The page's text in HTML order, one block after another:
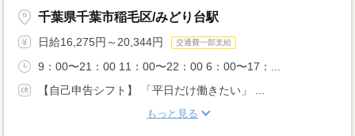
千葉県千葉市稲毛区/みどり台駅
日給16,275円～20,344円 交通費一部支給
9：00〜21：00 11：00〜22：00 6：00〜17：...
【自己申告シフト】 「平日だけ働きたい」 ...
もっと見る